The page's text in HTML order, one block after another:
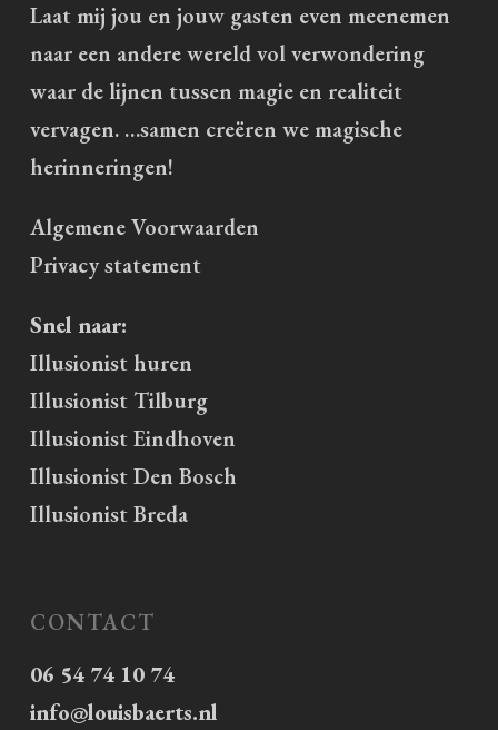
Laat mij jou en jouw gasten even meenemen
naar een andere wereld vol verwondering
waar de lijnen tussen magie en realiteit
vervagen. …samen creëren we magische
herinneringen!
Algemene Voorwaarden
Privacy statement
Snel naar:
Illusionist huren
Illusionist Tilburg
Illusionist Eindhoven
Illusionist Den Bosch
Illusionist Breda
CONTACT
06 54 74 10 74
info@louisbaerts.nl